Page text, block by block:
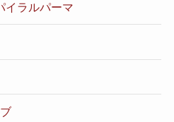
イラルパーマ